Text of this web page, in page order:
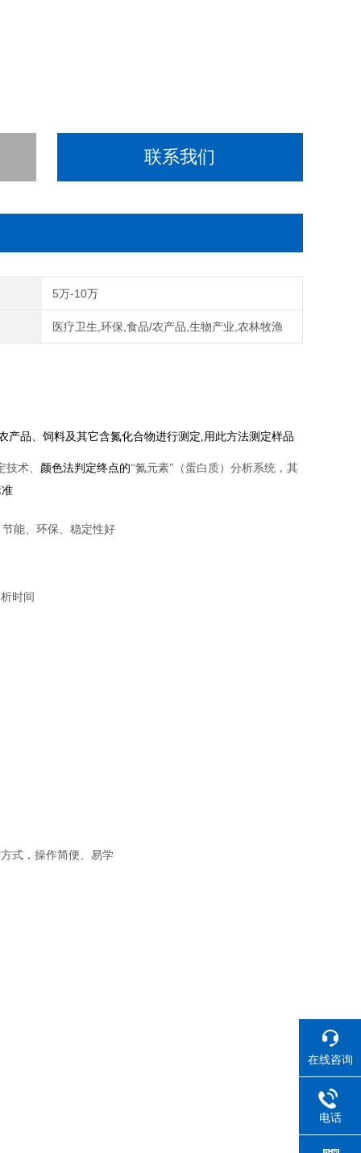
联系我们
5万-10万
医疗卫生,环保,食品/农产品,生物产业,农林牧渔
品、饲料及其它含氮化合物进行测定,用此方法测定样品
术、 颜色法判定终点的“氮元素"（蛋白质）分析系统，其
能、环保、稳定性好
时间
式，操作简便、易学
在线咨询
电话